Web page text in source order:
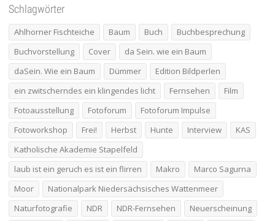
Schlagwörter
Ahlhorner Fischteiche Baum Buch
Buchbesprechung
Buchvorstellung
Cover
da Sein. wie ein Baum
daSein. Wie ein Baum
Dümmer
Edition Bildperlen
ein zwitscherndes ein klingendes licht
Fernsehen
Film
Fotoausstellung
Fotoforum
Fotoforum Impulse
Fotoworkshop
Frei! Herbst Hunte Interview
KAS
Katholische Akademie Stapelfeld
laub ist ein geruch es ist ein flirren
Makro
Marco Sagurna
Moor
Nationalpark Niedersächsisches Wattenmeer
Naturfotografie
NDR NDR-Fernsehen
Neuerscheinung